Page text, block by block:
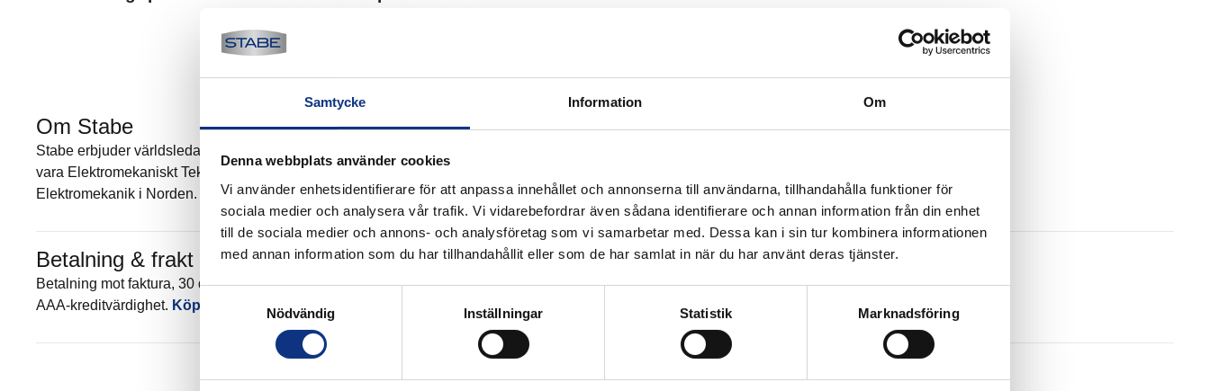
Samtycke Information Om
Denna webbplats använder cookies
Vi använder enhetsidentifierare för att anpassa innehållet och annonserna till användarna, tillhandahålla funktioner för
sociala medier och analysera vår trafik. Vi vidarebefordrar även sådana identifierare och annan information från din enhet
till de sociala medier och annons- och analysföretag som vi samarbetar med. Dessa kan i sin tur kombinera informationen
med annan information som du har tillhandahållit eller som de har samlat in när du har använt deras tjänster.
Nödvändig
Inställningar Statistik Marknadsföring
Om Stabe
Stabe erbjuder världsledande elektromekanik och pneumatik för industriautomation. Vi är stolta att
vara Elektromekaniskt Teknisk Center (EMTC) för Parker Hannifin och certifierad distributör för
Elektromekanik i Norden. Mer om Stabe
Betalning & frakt
Betalning mot faktura, 30 dagar. Fraktkostnad tillkommer. Alla priser visas i SEK. Stabe innehar
AAA-kreditvärdighet. Köpvillkor